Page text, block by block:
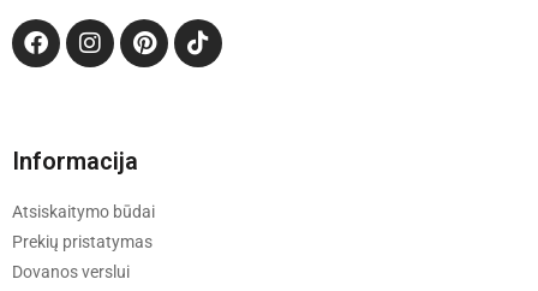
Informacija
Atsiskaitymo būdai
Prekių pristatymas
Dovanos verslui